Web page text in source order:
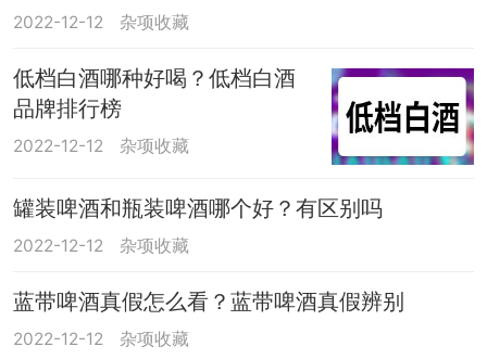
2022-12-12 杂项收藏
低档白酒哪种好喝？低档白酒
品牌排行榜
2022-12-12 杂项收藏
罐装啤酒和瓶装啤酒哪个好？有区别吗
2022-12-12 杂项收藏
蓝带啤酒真假怎么看？蓝带啤酒真假辨别
2022-12-12 杂项收藏